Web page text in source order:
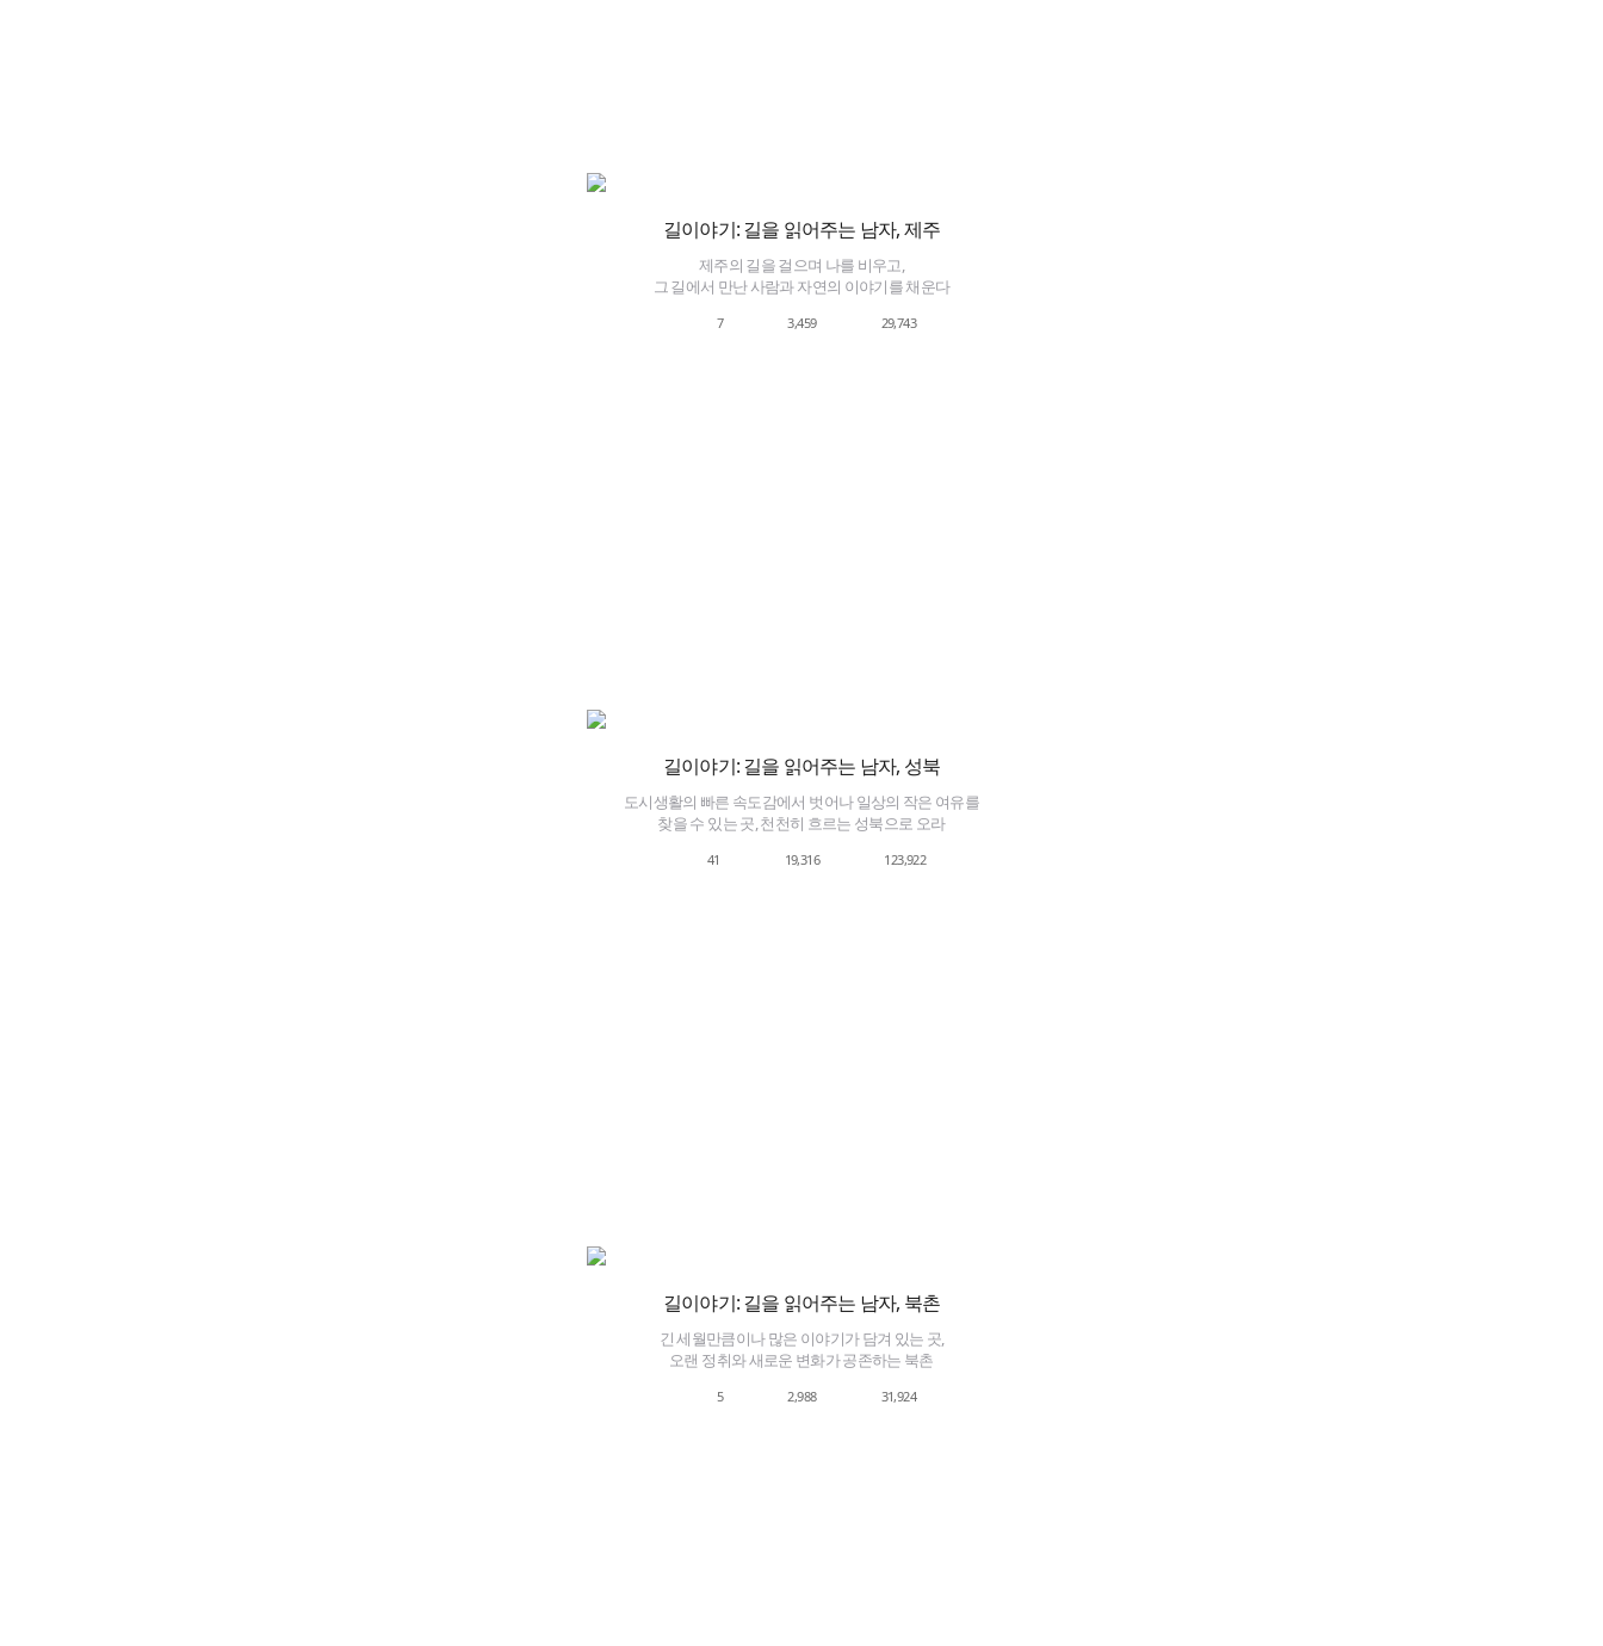
길이야기: 길을 읽어주는 남자, 제주
제주의 길을 걸으며 나를 비우고,
그 길에서 만난 사람과 자연의 이야기를 채운다
7 3,459 29,743
길이야기: 길을 읽어주는 남자, 성북
도시생활의 빠른 속도감에서 벗어나 일상의 작은 여유를
찾을 수 있는 곳, 천천히 흐르는 성북으로 오라
41 19,316 123,922
길이야기: 길을 읽어주는 남자, 북촌
긴 세월만큼이나 많은 이야기가 담겨 있는 곳,
오랜 정취와 새로운 변화가 공존하는 북촌
5 2,988 31,924